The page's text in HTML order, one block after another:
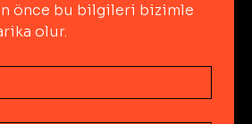
önce bu bilgileri bizimle
olur.